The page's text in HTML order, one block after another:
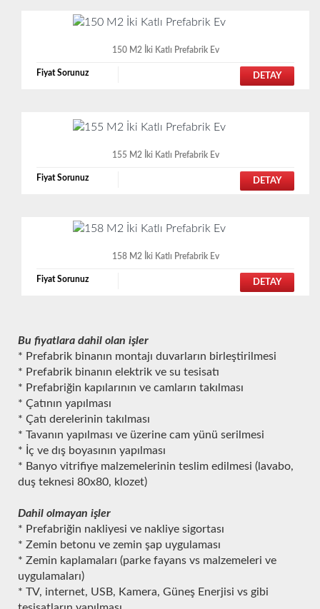
150 M2 İki Katlı Prefabrik Ev
Fiyat Sorunuz DETAY
155 M2 İki Katlı Prefabrik Ev
Fiyat Sorunuz DETAY
158 M2 İki Katlı Prefabrik Ev
Fiyat Sorunuz DETAY
Bu fiyatlara dahil olan işler
* Prefabrik binanın montajı duvarların birleştirilmesi
* Prefabrik binanın elektrik ve su tesisatı
* Prefabriğin kapılarının ve camların takılması
* Çatının yapılması
* Çatı derelerinin takılması
* Tavanın yapılması ve üzerine cam yünü serilmesi
* İç ve dış boyasının yapılması
* Banyo vitrifiye malzemelerinin teslim edilmesi (lavabo,
duş teknesi 80x80, klozet)
Dahil olmayan işler
* Prefabriğin nakliyesi ve nakliye sigortası
* Zemin betonu ve zemin şap uygulaması
* Zemin kaplamaları (parke fayans vs malzemeleri ve
uygulamaları)
* TV, internet, USB, Kamera, Güneş Enerjisi vs gibi